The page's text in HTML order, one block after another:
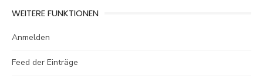
WEITERE FUNKTIONEN
Anmelden
Feed der Einträge